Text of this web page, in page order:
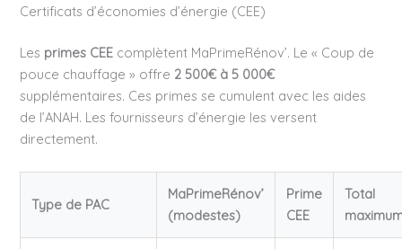
Certificats d’économies d’énergie (CEE)
Les primes CEE complètent MaPrimeRénov’. Le « Coup de
pouce chauffage » offre 2 500€ à 5 000€
supplémentaires. Ces primes se cumulent avec les aides
de l’ANAH. Les fournisseurs d’énergie les versent
directement.
Type de PAC
MaPrimeRénov’
(modestes)
Prime
CEE
Total